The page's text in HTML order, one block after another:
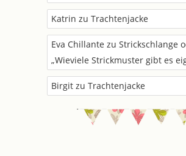
Katrin zu Trachtenjacke
Eva Chillante zu Strickschlange
„Wieviele Strickmuster gibt es
Birgit zu Trachtenjacke